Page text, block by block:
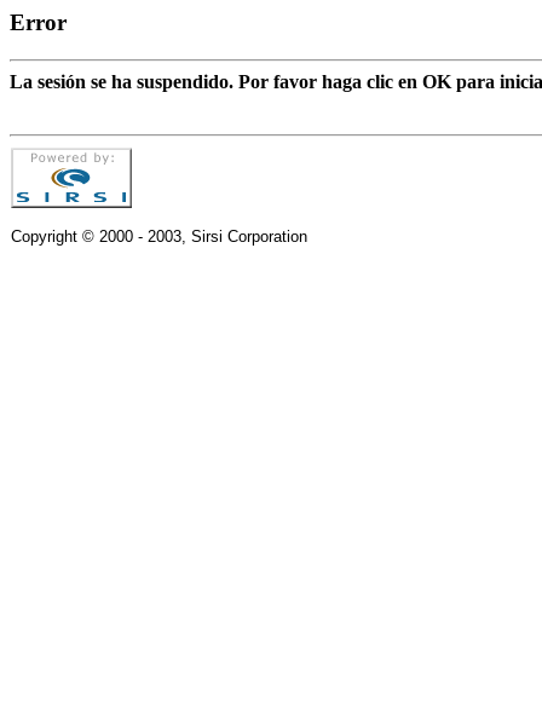
Error
La sesión se ha suspendido. Por favor haga clic en OK para
Copyright © 2000 - 2003, Sirsi Corporation